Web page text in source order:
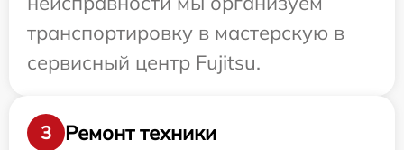
транспортировку в мастерскую в
сервисный центр Fujitsu.
3
Ремонт техники